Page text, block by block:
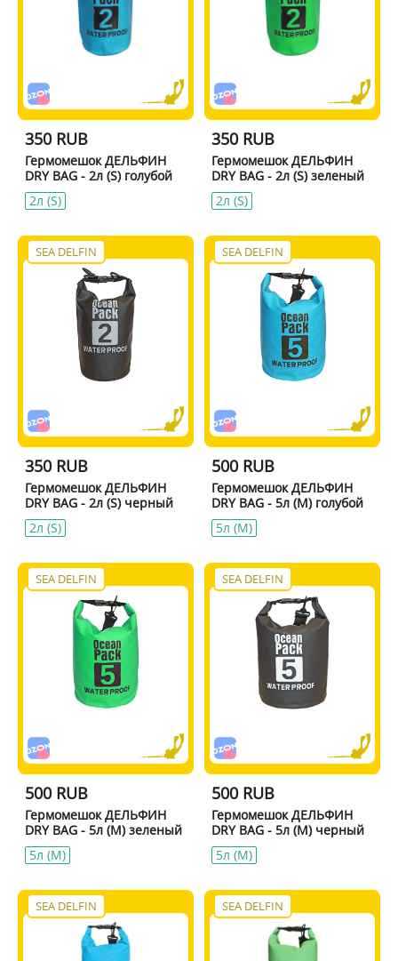
350 RUB
Гермомешок ДЕЛЬФИН
DRY BAG - 2л (S) голубой
2л (S)
350 RUB
Гермомешок ДЕЛЬФИН
DRY BAG - 2л (S) зеленый
2л (S)
SEA DELFIN
350 RUB
Гермомешок ДЕЛЬФИН
DRY BAG - 2л (S) черный
2л (S)
SEA DELFIN
500 RUB
Гермомешок ДЕЛЬФИН
DRY BAG - 5л (M) голубой
5л (M)
SEA DELFIN
500 RUB
Гермомешок ДЕЛЬФИН
DRY BAG - 5л (M) зеленый
5л (M)
SEA DELFIN
500 RUB
Гермомешок ДЕЛЬФИН
DRY BAG - 5л (M) черный
5л (M)
SEA DELFIN SEA DELFIN